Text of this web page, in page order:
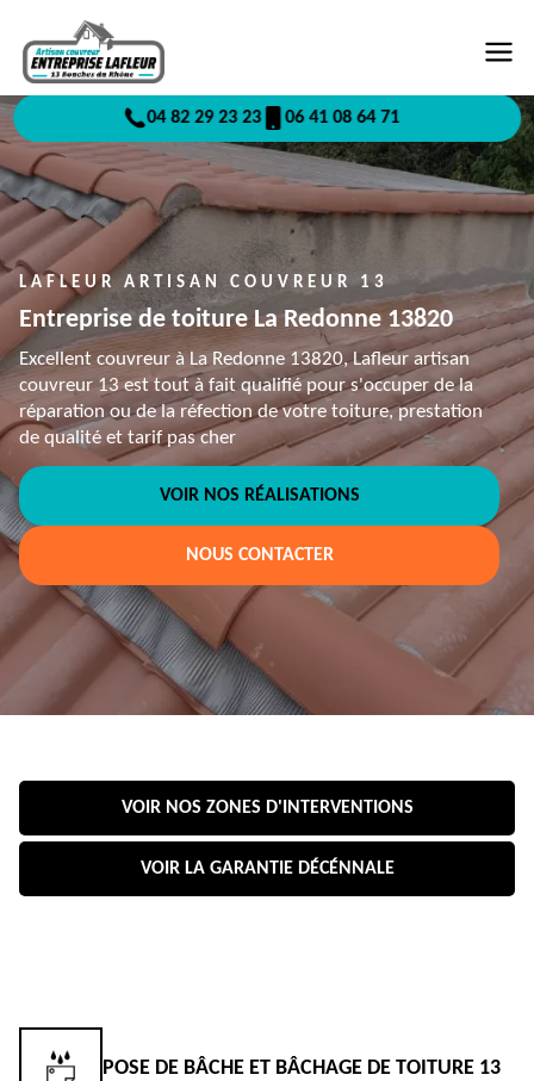
04 82 29 23 23 06 41 08 64 71
LAFLEUR ARTISAN COUVREUR 13
Entreprise de toiture La Redonne 13820
Excellent couvreur à La Redonne 13820, Lafleur artisan
couvreur 13 est tout à fait qualifié pour s'occuper de la
réparation ou de la réfection de votre toiture, prestation
de qualité et tarif pas cher
VOIR NOS RÉALISATIONS
NOUS CONTACTER
VOIR NOS ZONES D'INTERVENTIONS
VOIR LA GARANTIE DÉCÉNNALE
POSE DE BÂCHE ET BÂCHAGE DE TOITURE 13